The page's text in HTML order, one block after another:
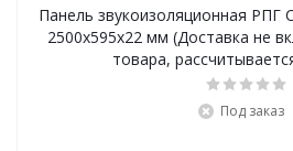
Панель звукоизоляционная РПГ
2500х595х22 мм (Доставка не
товара,
Под заказ